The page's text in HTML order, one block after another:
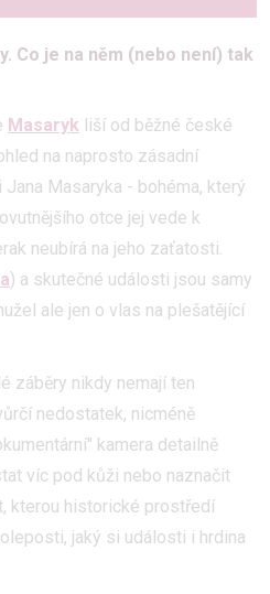
Co je na něm (nebo není) tak
Masaryk liší od běžné české
na naprosto zásadní
Masaryka - bohéma, který
otce jej vede k
neubírá na jeho zaťatosti.
) a skutečné události jsou samy
ale jen o vlas na plešatějící
záběry nikdy nemají ten
nedostatek, nicméně
kamera detailně
víc pod kůži nebo naznačit
kterou historické prostředí
jaký si události i hrdina